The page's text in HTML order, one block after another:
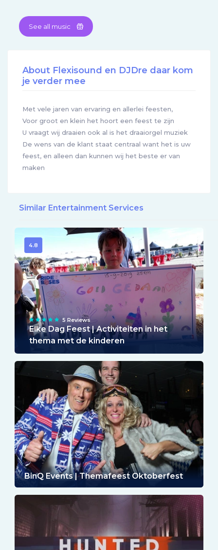
See all music
About Flexisound en DJDre daar kom
je verder mee
Met vele jaren van ervaring en allerlei feesten,
Voor groot en klein het hoort een feest te zijn
U vraagt wij draaien ook al is het draaiorgel muziek
De wens van de klant staat centraal want het is uw
feest, en alleen dan kunnen wij het beste er van
maken
Similar Entertainment Services
4.8
5 Reviews
Elke Dag Feest | Activiteiten in het
thema met de kinderen
BinQ Events | Themafeest Oktoberfest